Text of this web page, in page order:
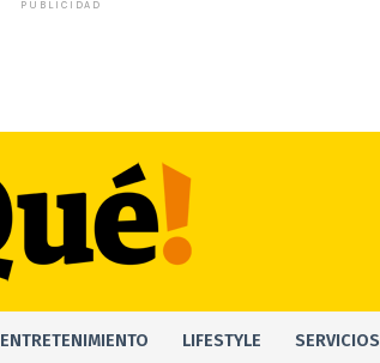
PUBLICIDAD
ENTRETENIMIENTO LIFESTYLE SERVICIOS